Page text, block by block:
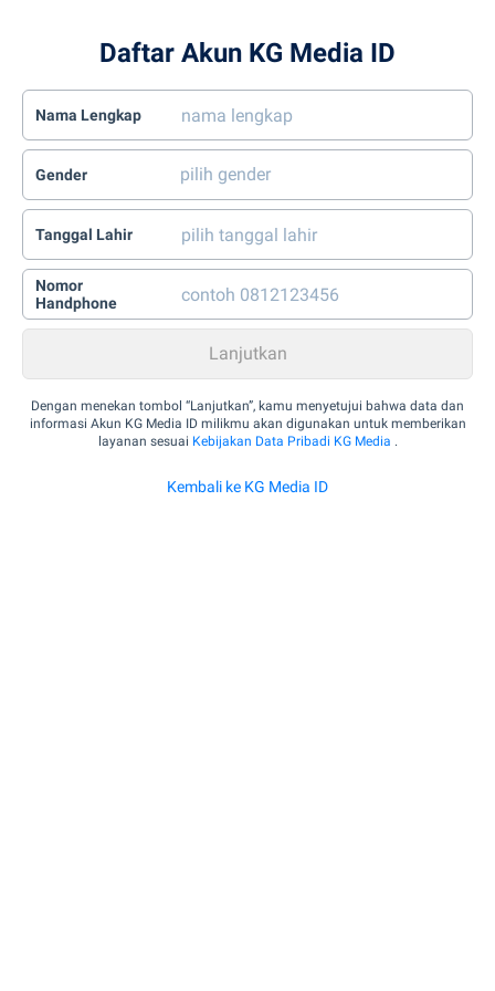
Daftar Akun KG Media ID
Nama Lengkap
Gender
Tanggal Lahir
Nomor
Handphone
Dengan menekan tombol “Lanjutkan”, kamu menyetujui bahwa data dan
informasi Akun KG Media ID milikmu akan digunakan untuk memberikan
layanan sesuai Kebijakan Data Pribadi KG Media .
Kembali ke KG Media ID